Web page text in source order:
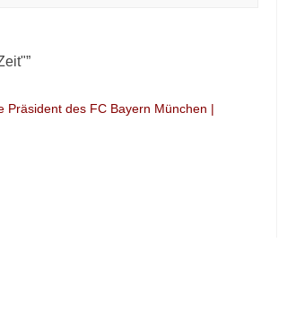
”
Präsident des FC Bayern München |